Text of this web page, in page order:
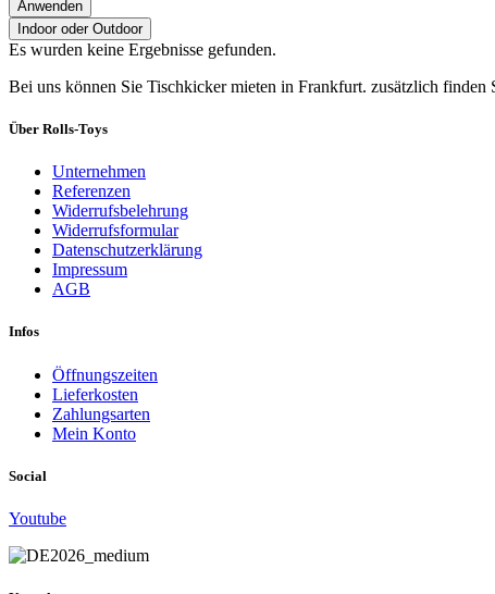
Anwenden
Indoor oder Outdoor
Es wurden keine Ergebnisse gefunden.
Bei uns können Sie Tischkicker mieten in Frankfurt. zusätzlich
Über Rolls-Toys
Unternehmen
Referenzen
Widerrufsbelehrung
Widerrufsformular
Datenschutzerklärung
Impressum
AGB
Infos
Öffnungszeiten
Lieferkosten
Zahlungsarten
Mein Konto
Social
Youtube